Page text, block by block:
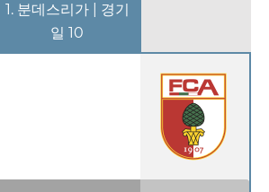
1. 분데스리가 | 경기
일 10